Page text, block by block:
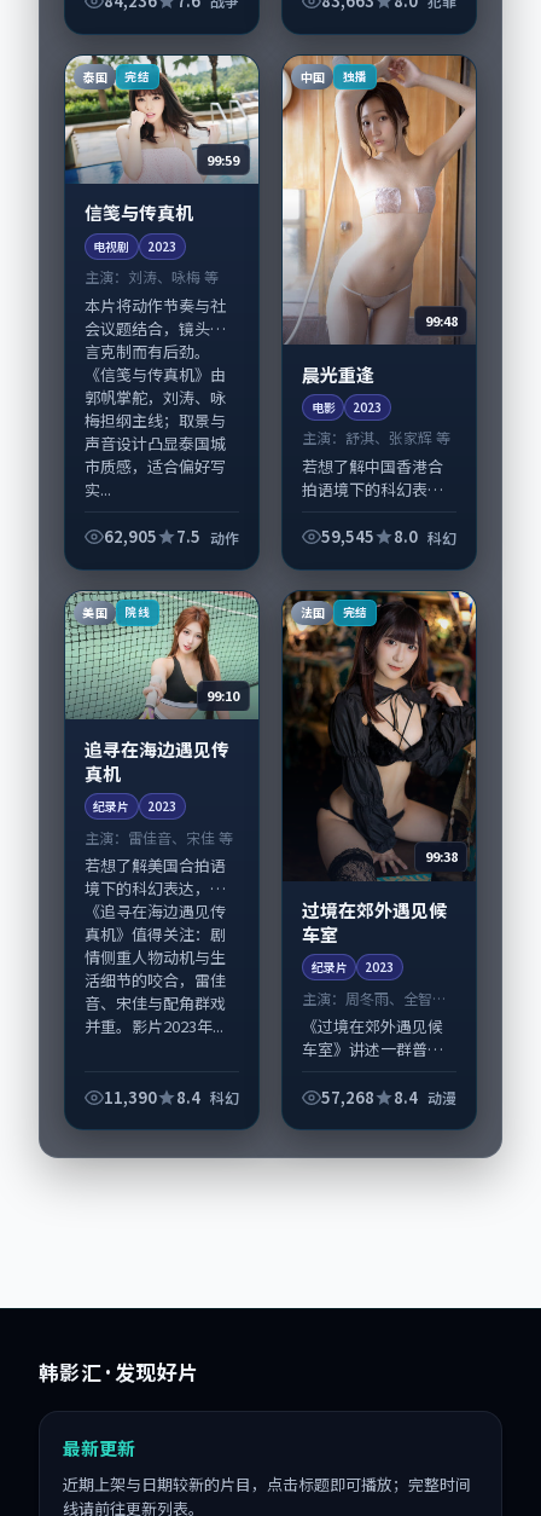
线；取景与声音设计
凸显韩国城市质感，
适合偏...
哉、张译与配角群戏
并重。影片2023年
面...
泰国 完结
99:59
信笺与传真机
电视剧 2023
主演： 刘涛、咏梅 等
本片将动作节奏与社
会议题结合，镜头语
言克制而有后劲。
《信笺与传真机》由
郭帆掌舵，刘涛、咏
梅担纲主线；取景与
声音设计凸显泰国城
市质感，适合偏好写
实...
62,905 7.5 动作
中国 独播
99:48
晨光重逢
电影 2023
主演：舒淇、张家辉 等
若想了解中国香港合
拍语境下的科幻表
得关注：剧情侧重人
与配角群戏并重。影
片2023年面世后在...
59,545 8.0 科幻
美国 院线
99:10
追寻在海边遇见传
真机
纪录片 2023
主演： 雷佳音、宋佳 等
若想了解美国合拍语
境下的科幻表达，
《追寻在海边遇见传
真机》值得关注：剧
情侧重人物动机与生
活细节的咬合，雷佳
音、宋佳与配角群戏
并重。影片2023年...
11,390 8.4 科幻
法国 完结
99:38
过境在郊外遇见候
车室
纪录片 2023
主演： 周冬雨、全智贤
等
《过境在郊外遇见候
车室》讲述一群普通
改写人生轨迹的故
头。导演毕赣擅长留
57,268 8.4 动漫
韩影汇 · 发现好片
最新更新
近期上架与日期较新的片目，点击标题即可播放；完整时间
线请前往更新列表。